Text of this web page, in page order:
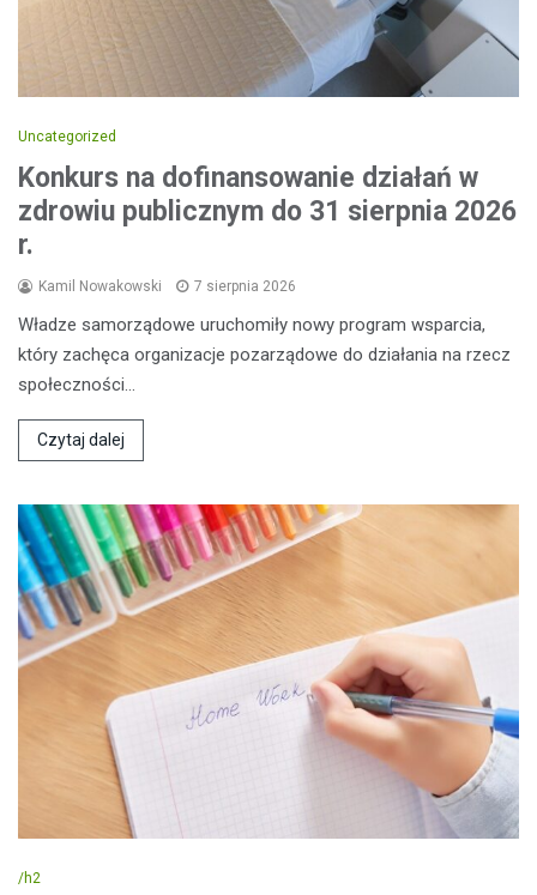
Uncategorized
Konkurs na dofinansowanie działań w
zdrowiu publicznym do 31 sierpnia 2026
r.
Kamil Nowakowski 7 sierpnia 2026
Władze samorządowe uruchomiły nowy program wsparcia,
który zachęca organizacje pozarządowe do działania na rzecz
społeczności…
Czytaj dalej
/h2